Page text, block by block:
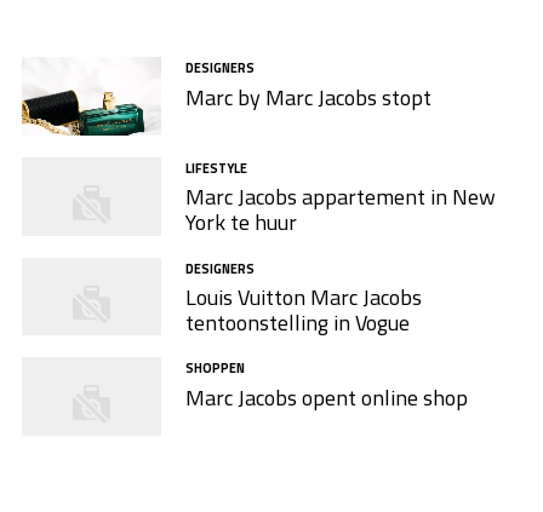
DESIGNERS
Marc by Marc Jacobs stopt
LIFESTYLE
Marc Jacobs appartement in New
York te huur
DESIGNERS
Louis Vuitton Marc Jacobs
tentoonstelling in Vogue
SHOPPEN
Marc Jacobs opent online shop